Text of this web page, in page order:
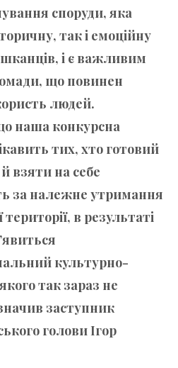
споруди, яка
так і емоційну
і є важливим
що повинен
людей.
наша конкурсна
тих, хто готовий
взяти на себе
за належне утримання
території, в результаті
культурно-
так зараз не
заступник
голови Ігор